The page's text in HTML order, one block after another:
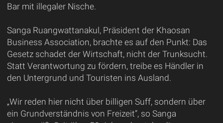
Bar mit illegaler Nische.
Sanga Ruangwattanakul, Präsident der Khaosan
Business Association, brachte es auf den Punkt: Das
Gesetz schadet der Wirtschaft, nicht der Trunksucht.
Statt Verantwortung zu fördern, treibe es Händler in
den Untergrund und Touristen ins Ausland.
„Wir reden hier nicht über billigen Suff, sondern über
ein Grundverständnis von Freizeit“, so Sanga